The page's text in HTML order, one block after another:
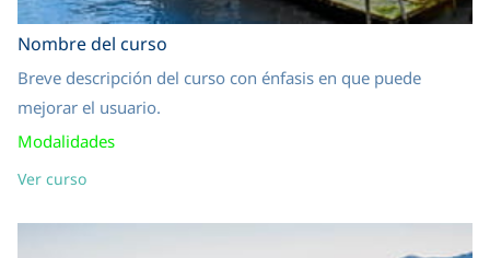
Nombre del curso
Breve descripción del curso con énfasis en que puede
mejorar el usuario.
Modalidades
Ver curso